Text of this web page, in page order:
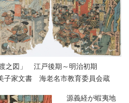
之図」 江戸後期～明治初期
子家文書 海老名市教育委員会蔵
源義経が蝦夷地